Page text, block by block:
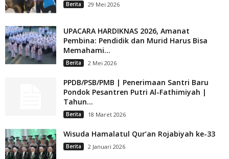
Berita 29 Mei 2026
UPACARA HARDIKNAS 2026, Amanat
Pembina: Pendidik dan Murid Harus Bisa
Memahami...
Berita 2 Mei 2026
PPDB/PSB/PMB | Penerimaan Santri Baru
Pondok Pesantren Putri Al-Fathimiyah |
Tahun...
Berita 18 Maret 2026
Wisuda Hamalatul Qur’an Rojabiyah ke-33
Berita 2 Januari 2026